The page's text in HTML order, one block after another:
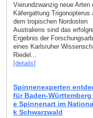
Vierundzwanzig neue Arten
Käfergattung Trigonopterus
dem tropischen Nordosten
Australiens sind das
Ergebnis der
eines Karlsruher
Riedel...
[details]
Spinnenexperten
für Baden-Württemberg
e Spinnenart im
k Schwarzwald